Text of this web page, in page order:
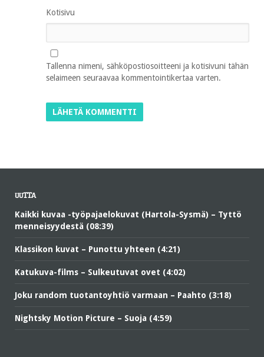
Kotisivu
Tallenna nimeni, sähköpostiosoitteeni ja kotisivuni tähän
selaimeen seuraavaa kommentointikertaa varten.
UUTTA
Kaikki kuvaa -työpajaelokuvat (Hartola-Sysmä) – Tyttö
menneisyydestä (08:39)
Klassikon kuvat – Punottu yhteen (4:21)
Katukuva-films – Sulkeutuvat ovet (4:02)
Joku random tuotantoyhtiö varmaan – Paahto (3:18)
Nightsky Motion Picture – Suoja (4:59)